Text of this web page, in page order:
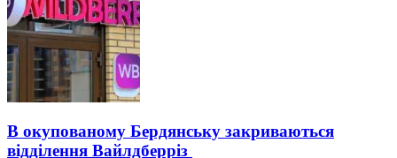
В окупованому Бердянську закриваються
відділення Вайлдберріз